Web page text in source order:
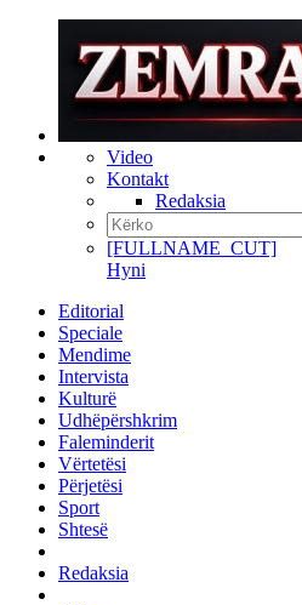
Video
Kontakt
Redaksia
[FULLNAME_CUT]
Hyni
Editorial
Speciale
Mendime
Intervista
Kulturë
Udhëpërshkrim
Faleminderit
Vërtetësi
Përjetësi
Sport
Shtesë
Redaksia